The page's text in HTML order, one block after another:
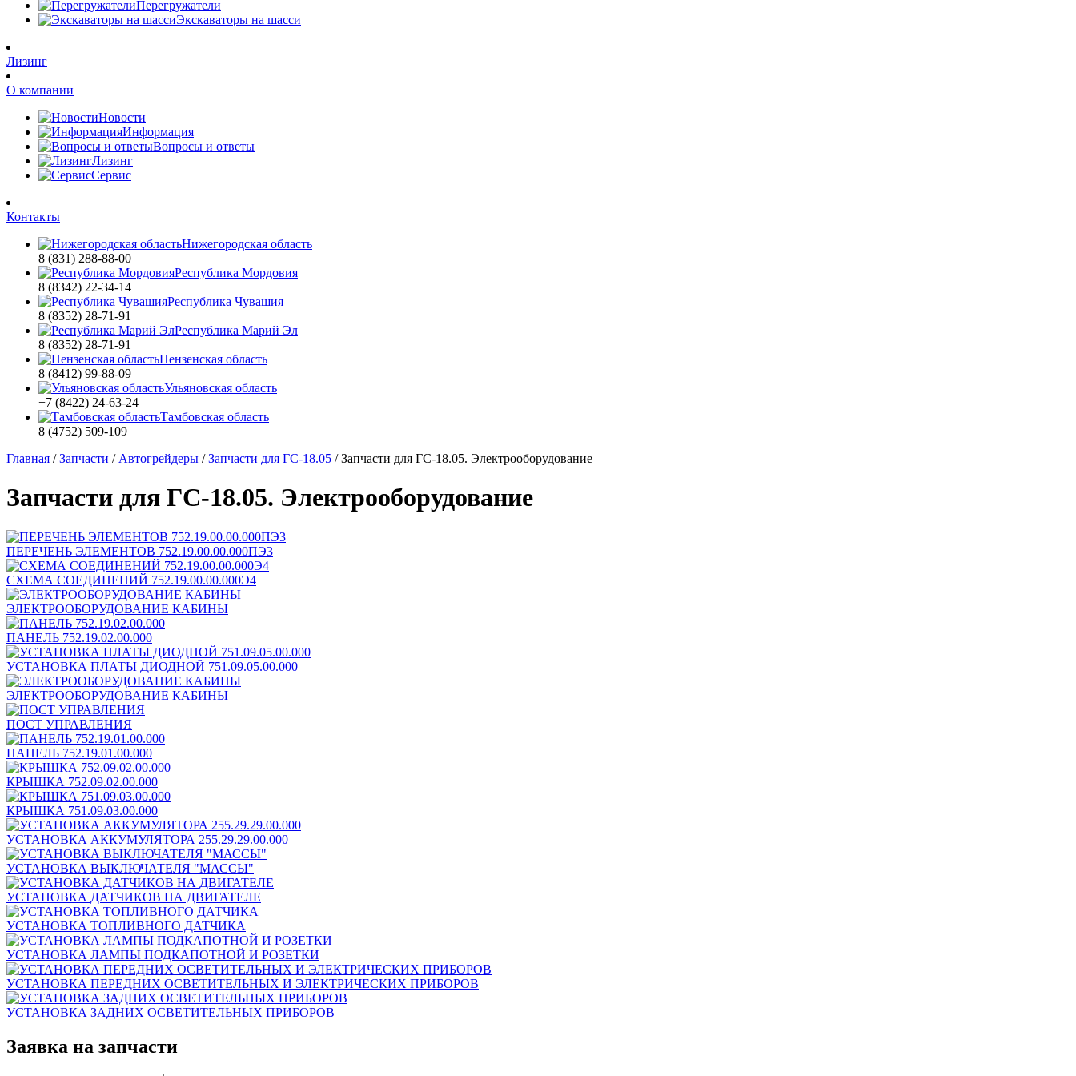
Перегружатели
Экскаваторы на шасси
Лизинг
О компании
Новости
Информация
Вопросы и ответы
Лизинг
Сервис
Контакты
Нижегородская область
8 (831) 288-88-00
Республика Мордовия
8 (8342) 22-34-14
Республика Чувашия
8 (8352) 28-71-91
Республика Марий Эл
8 (8352) 28-71-91
Пензенская область
8 (8412) 99-88-09
Ульяновская область
+7 (8422) 24-63-24
Тамбовская область
8 (4752) 509-109
Главная /Запчасти / Автогрейдеры /Запчасти для ГС-18.05 /Запчасти для ГС-18.05. Электрооборудование
Запчасти для ГС-18.05. Электрооборудование
ПЕРЕЧЕНЬ ЭЛЕМЕНТОВ 752.19.00.00.000ПЭ3
СХЕМА СОЕДИНЕНИЙ 752.19.00.00.000Э4
ЭЛЕКТРООБОРУДОВАНИЕ КАБИНЫ
ПАНЕЛЬ 752.19.02.00.000
УСТАНОВКА ПЛАТЫ ДИОДНОЙ 751.09.05.00.000
ЭЛЕКТРООБОРУДОВАНИЕ КАБИНЫ
ПОСТ УПРАВЛЕНИЯ
ПАНЕЛЬ 752.19.01.00.000
КРЫШКА 752.09.02.00.000
КРЫШКА 751.09.03.00.000
УСТАНОВКА АККУМУЛЯТОРА 255.29.29.00.000
УСТАНОВКА ВЫКЛЮЧАТЕЛЯ "МАССЫ"
УСТАНОВКА ДАТЧИКОВ НА ДВИГАТЕЛЕ
УСТАНОВКА ТОПЛИВНОГО ДАТЧИКА
УСТАНОВКА ЛАМПЫ ПОДКАПОТНОЙ И РОЗЕТКИ
УСТАНОВКА ПЕРЕДНИХ ОСВЕТИТЕЛЬНЫХ И ЭЛЕКТРИЧЕСКИХ ПРИБОРОВ
УСТАНОВКА ЗАДНИХ ОСВЕТИТЕЛЬНЫХ ПРИБОРОВ
Заявка на запчасти